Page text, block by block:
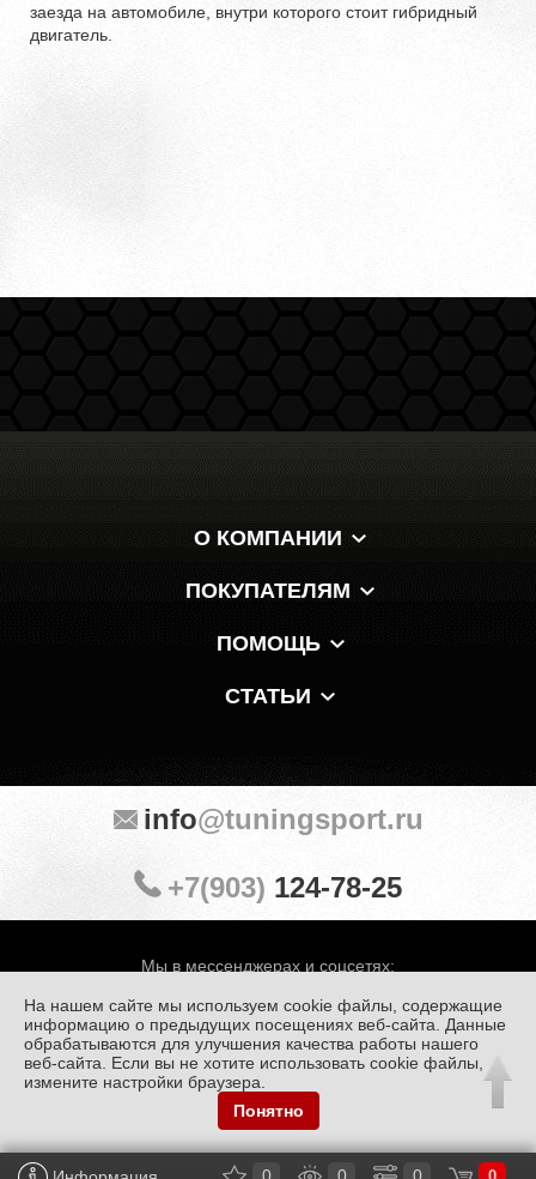
заезда на автомобиле, внутри которого стоит гибридный
двигатель.
О КОМПАНИИ
ПОКУПАТЕЛЯМ
ПОМОЩЬ
СТАТЬИ
Мы в мессенджерах и соцсетях:
info@tuningsport.ru
+7(903) 124-78-25
© «Тюнинг Спорт» 1998 — 2026
Политика конфиденциальности
Обработка персональных данных
На нашем сайте мы используем cookie файлы, содержащие
информацию о предыдущих посещениях веб-сайта. Данные
обрабатываются для улучшения качества работы нашего
веб-сайта. Если вы не хотите использовать cookie файлы,
измените настройки браузера.
Понятно